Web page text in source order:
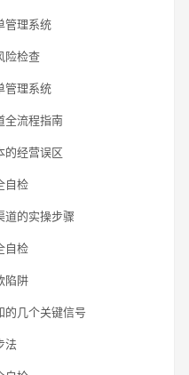
管理系统
险检查
管理系统
全流程指南
的经营误区
自检
道的实操步骤
自检
陷阱
的几个关键信号
法